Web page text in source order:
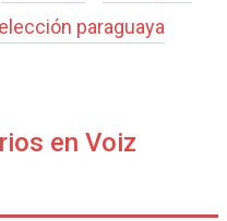
paraguaya
en Voiz